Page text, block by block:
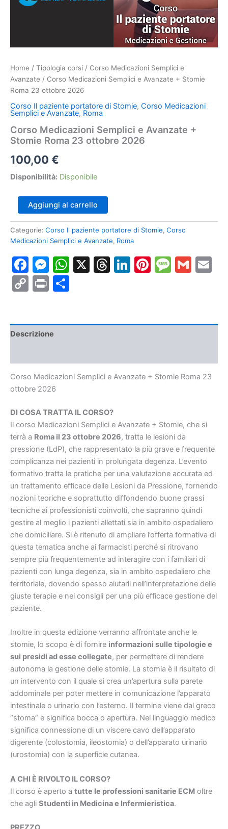
Home / Tipologia corsi / Corso Medicazioni Semplici e
Avanzate / Corso Medicazioni Semplici e Avanzate + Stomie
Roma 23 ottobre 2026
Corso Il paziente portatore di Stomie, Corso Medicazioni
Semplici e Avanzate, Roma
Corso Medicazioni Semplici e Avanzate +
Stomie Roma 23 ottobre 2026
100,00 €
Disponibilità: Disponibile
Corso
Medicazioni
Semplici
e
Avanzate
Stomie
Roma
23
ottobre
Aggiungi al carrello
Categorie: Corso Il paziente portatore di Stomie, Corso
Medicazioni Semplici e Avanzate, Roma
Facebook
Messenger
WhatsApp
X Threads
LinkedIn
Pinterest
Copy
Print
Descrizione
Corso Medicazioni Semplici e Avanzate + Stomie Roma 23
ottobre 2026
DI COSA TRATTA IL CORSO?
Il corso Medicazioni Semplici e Avanzate + Stomie, che si
terrà a Roma il 23 ottobre 2026, tratta le lesioni da
pressione (LdP), che rappresentato la più grave e frequente
complicanza nei pazienti in prolungata degenza. L’evento
formativo tratta le pratiche per una valutazione accurata ed
un trattamento efficace delle Lesioni da Pressione, fornendo
nozioni teoriche e soprattutto diffondendo buone prassi
tecniche ai professionisti coinvolti, che sapranno quindi
gestire al meglio i pazienti allettati sia in ambito ospedaliero
che domiciliare. Si è ritenuto di ampliare l’offerta formativa di
questa tematica anche ai farmacisti perché si ritrovano
sempre più frequentemente ad interagire con i familiari di
pazienti con lunga degenza, sia in ambito ospedaliero che
territoriale, dovendo spesso aiutarli nell’interpretazione delle
giuste terapie e nei consigli per una più efficace gestione del
paziente.
Inoltre in questa edizione verranno affrontate anche le
stomie, lo scopo è di fornire informazioni sulle tipologie e
sui presidi ad esse collegate, per permettere di rendere
autonoma la gestione delle stomie. La stomia è il risultato di
un intervento con il quale si crea un’apertura sulla parete
addominale per poter mettere in comunicazione l’apparato
intestinale o urinario con l’esterno. Il termine viene dal greco
“stoma” e significa bocca o apertura. Nel linguaggio medico
significa connessione di un viscere cavo dell’apparato
digerente (colostomia, ileostomia) o dell’apparato urinario
(urostomia) con la superficie cutanea.
A CHI È RIVOLTO IL CORSO?
Il corso è aperto a tutte le professioni sanitarie ECM oltre
che agli Studenti in Medicina e Infermieristica.